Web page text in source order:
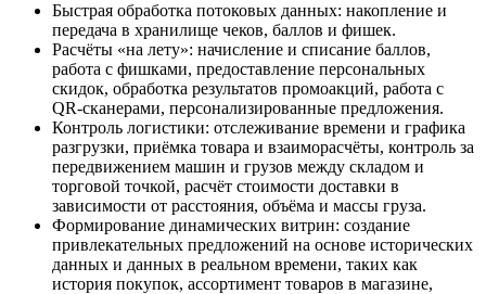
Быстрая обработка потоковых данных: накопление и
передача в хранилище чеков, баллов и фишек.
Расчёты «на лету»: начисление и списание баллов,
работа с фишками, предоставление персональных
скидок, обработка результатов промоакций, работа с
QR-сканерами, персонализированные предложения.
Контроль логистики: отслеживание времени и графика
разгрузки, приёмка товара и взаиморасчёты, контроль за
передвижением машин и грузов между складом и
торговой точкой, расчёт стоимости доставки в
зависимости от расстояния, объёма и массы груза.
Формирование динамических витрин: создание
привлекательных предложений на основе исторических
данных и данных в реальном времени, таких как
история покупок, ассортимент товаров в магазине,